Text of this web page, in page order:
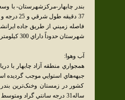
شهرستان حدوداً داراي 300 کيلومتر مرز آبي در درياي عمان مي‌باشد.
آب وهوا:
همجواري منطقه آزاد چابهار با
جبهه‌هاي استوايي موجب گرديده